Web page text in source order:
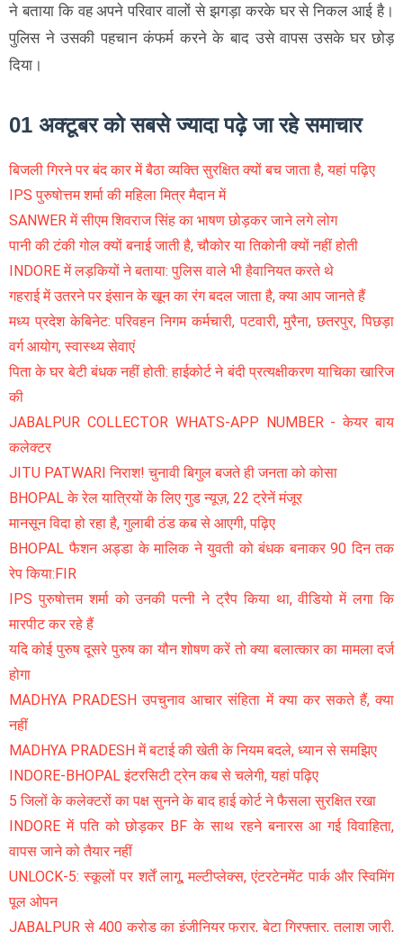
ने बताया कि वह अपने परिवार वालों से झगड़ा करके घर से निकल आई है।
पुलिस ने उसकी पहचान कंफर्म करने के बाद उसे वापस उसके घर छोड़
दिया।
01 अक्टूबर को सबसे ज्यादा पढ़े जा रहे समाचार
बिजली गिरने पर बंद कार में बैठा व्यक्ति सुरक्षित क्यों बच जाता है, यहां पढ़िए
IPS पुरुषोत्तम शर्मा की महिला मित्र मैदान में
SANWER में सीएम शिवराज सिंह का भाषण छोड़कर जाने लगे लोग
पानी की टंकी गोल क्यों बनाई जाती है, चौकोर या तिकोनी क्यों नहीं होती
INDORE में लड़कियों ने बताया: पुलिस वाले भी हैवानियत करते थे
गहराई में उतरने पर इंसान के खून का रंग बदल जाता है, क्या आप जानते हैं
मध्य प्रदेश केबिनेट: परिवहन निगम कर्मचारी, पटवारी, मुरैना, छतरपुर, पिछड़ा
वर्ग आयोग, स्वास्थ्य सेवाएं
पिता के घर बेटी बंधक नहीं होती: हाईकोर्ट ने बंदी प्रत्यक्षीकरण याचिका खारिज
की
JABALPUR COLLECTOR WHATS-APP NUMBER - केयर बाय
कलेक्टर
JITU PATWARI निराश! चुनावी बिगुल बजते ही जनता को कोसा
BHOPAL के रेल यात्रियों के लिए गुड न्यूज़, 22 ट्रेनें मंजूर
मानसून विदा हो रहा है, गुलाबी ठंड कब से आएगी, पढ़िए
BHOPAL फैशन अड्डा के मालिक ने युवती को बंधक बनाकर 90 दिन तक
रेप किया:FIR
IPS पुरुषोत्तम शर्मा को उनकी पत्नी ने ट्रैप किया था, वीडियो में लगा कि
मारपीट कर रहे हैं
यदि कोई पुरुष दूसरे पुरुष का यौन शोषण करें तो क्या बलात्कार का मामला दर्ज
होगा
MADHYA PRADESH उपचुनाव आचार संहिता में क्या कर सकते हैं, क्या
नहीं
MADHYA PRADESH में बटाई की खेती के नियम बदले, ध्यान से समझिए
INDORE-BHOPAL इंटरसिटी ट्रेन कब से चलेगी, यहां पढ़िए
5 जिलों के कलेक्टरों का पक्ष सुनने के बाद हाई कोर्ट ने फैसला सुरक्षित रखा
INDORE में पति को छोड़कर BF के साथ रहने बनारस आ गई विवाहिता,
वापस जाने को तैयार नहीं
UNLOCK-5: स्कूलों पर शर्तें लागू, मल्टीप्लेक्स, एंटरटेनमेंट पार्क और स्विमिंग
पूल ओपन
JABALPUR से 400 करोड़ का इंजीनियर फरार, बेटा गिरफ्तार, तलाश जारी,